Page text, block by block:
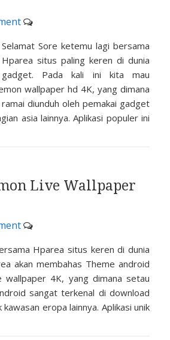
Selamat Sore ketemu lagi bersama
Hparea situs paling keren di dunia
gadget. Pada kali ini kita mau
wallpaper hd 4K, yang dimana
diunduh oleh pemakai gadget
asia lainnya. Aplikasi populer ini
Live Wallpaper
Hparea situs keren di dunia
akan membahas Theme android
4K, yang dimana setau
sangat terkenal di download
eropa lainnya. Aplikasi unik